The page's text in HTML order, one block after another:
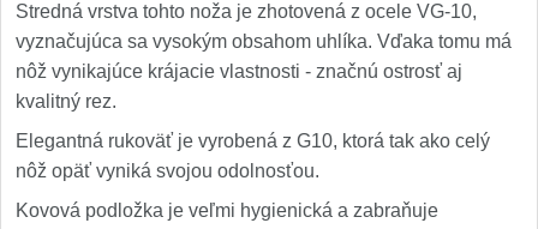
Stredná vrstva tohto noža je zhotovená z ocele VG-10,
vyznačujúca sa vysokým obsahom uhlíka. Vďaka tomu má
nôž vynikajúce krájacie vlastnosti - značnú ostrosť aj
kvalitný rez.
Elegantná rukoväť je vyrobená z G10, ktorá tak ako celý
nôž opäť vyniká svojou odolnosťou.
Kovová podložka je veľmi hygienická a zabraňuje